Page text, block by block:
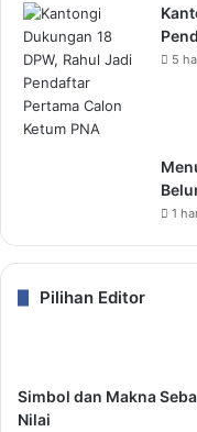
5
1
Pilihan Editor
Simbol dan Makna
Nilai